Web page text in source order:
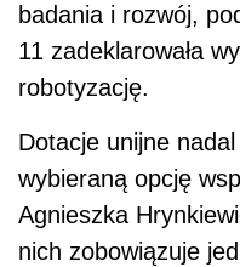
badania i rozwój,
11 zadeklarowała
robotyzację.
Dotacje unijne
wybieraną opcję
Agnieszka
nich zobowiązuje